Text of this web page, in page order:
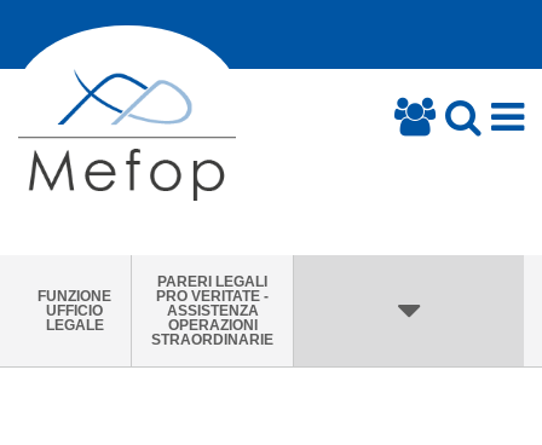
FUNZIONE
UFFICIO
LEGALE
PARERI LEGALI
PRO VERITATE -
ASSISTENZA
OPERAZIONI
STRAORDINARIE